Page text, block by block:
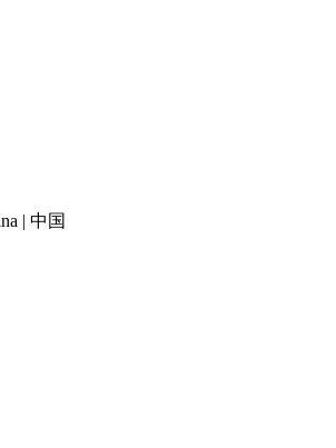
| 中国